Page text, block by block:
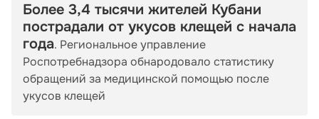
Более 3,4 тысячи жителей Кубани
пострадали от укусов клещей с начала
года. Региональное управление
Роспотребнадзора обнародовало статистику
обращений за медицинской помощью после
укусов клещей